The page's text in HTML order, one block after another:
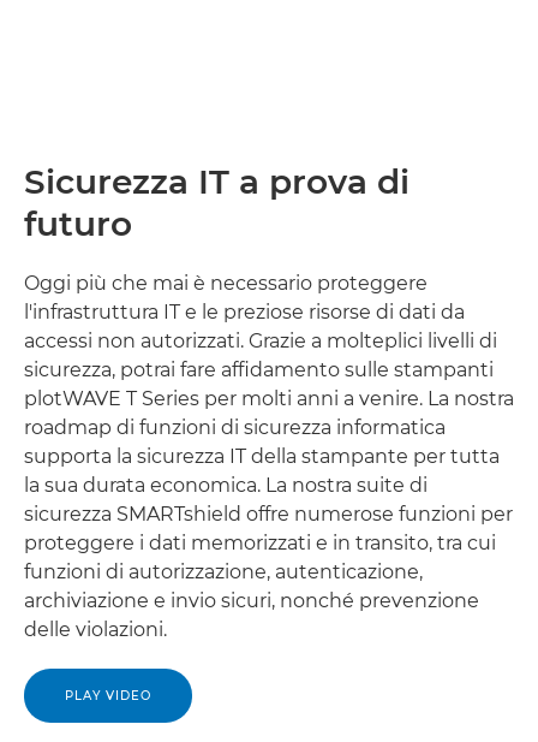
Sicurezza IT a prova di
futuro
Oggi più che mai è necessario proteggere
l'infrastruttura IT e le preziose risorse di dati da
accessi non autorizzati. Grazie a molteplici livelli di
sicurezza, potrai fare affidamento sulle stampanti
plotWAVE T Series per molti anni a venire. La nostra
roadmap di funzioni di sicurezza informatica
supporta la sicurezza IT della stampante per tutta
la sua durata economica. La nostra suite di
sicurezza SMARTshield offre numerose funzioni per
proteggere i dati memorizzati e in transito, tra cui
funzioni di autorizzazione, autenticazione,
archiviazione e invio sicuri, nonché prevenzione
delle violazioni.
PLAY VIDEO